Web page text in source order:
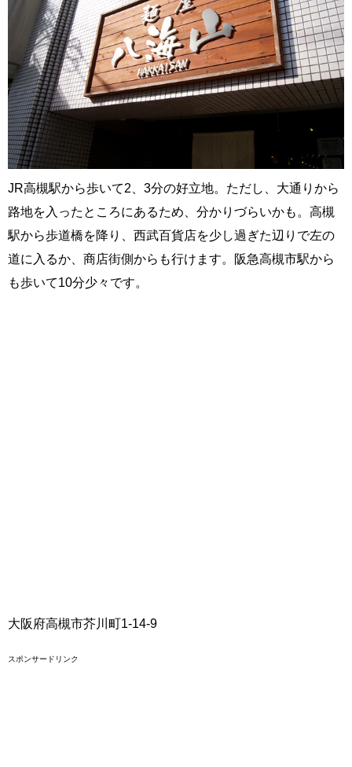
JR高槻駅から歩いて2、3分の好立地。ただし、大通りから
路地を入ったところにあるため、分かりづらいかも。高槻
駅から歩道橋を降り、西武百貨店を少し過ぎた辺りで左の
道に入るか、商店街側からも行けます。阪急高槻市駅から
も歩いて10分少々です。
大阪府高槻市芥川町1-14-9
スポンサードリンク